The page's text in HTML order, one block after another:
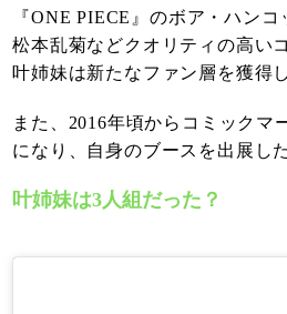
『ONE PIECE』のボア・ハン
松本乱菊などクオリティの高い
叶姉妹は新たなファン層を獲得
また、2016年頃からコミックマ
になり、自身のブースを出展し
叶姉妹は3人組だった？